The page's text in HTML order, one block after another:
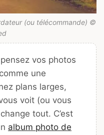
(ou télécommande) ©
pensez vos photos
une
plans larges,
voit (ou vous
tout. C’est
album photo de